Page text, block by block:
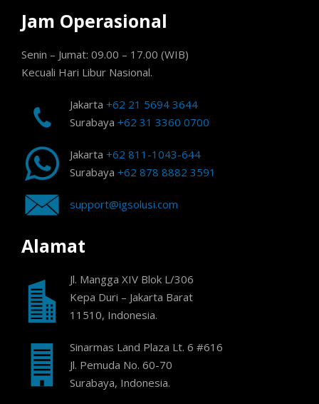
Jam Operasional
Senin – Jumat: 09.00 – 17.00 (WIB)
Kecuali Hari Libur Nasional.
Jakarta +62 21 5694 3644
Surabaya +62 31 3360 0700
Jakarta +62 811-1043-644
Surabaya +62 878 8882 3591
support@igsolusi.com
Alamat
Jl. Mangga XIV Blok L/306
Kepa Duri – Jakarta Barat
11510, Indonesia.
Sinarmas Land Plaza Lt. 6 #616
Jl. Pemuda No. 60-70
Surabaya, Indonesia.